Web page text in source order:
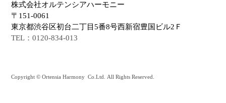
株式会社オルテンシアハーモニー
〒151-0061
東京都渋谷区初台二丁目5番8号西新宿豊国ビル2Ｆ
TEL：0120-834-013
Copyright © Ortensia Harmony Co.Ltd. All Rights Reserved.